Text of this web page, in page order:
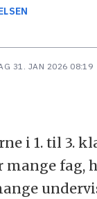
31. JAN 2026 08:19
i 1. til 3.
mange fag,